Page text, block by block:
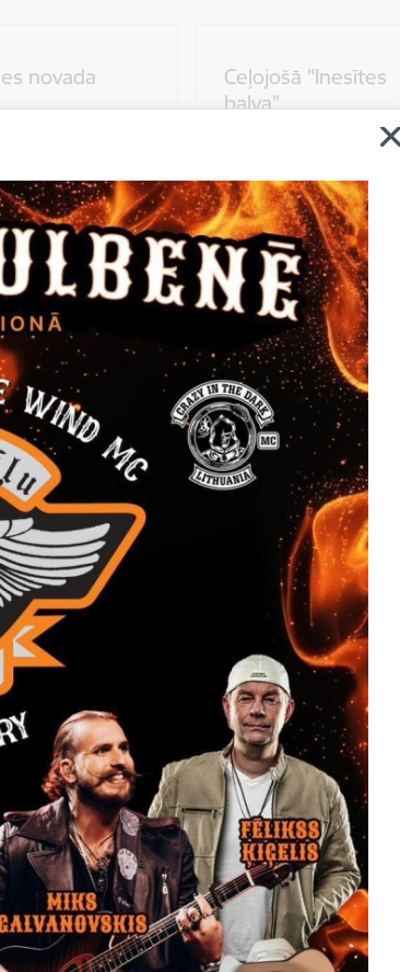
novada
Ceļojošā "Inesītes
balva"